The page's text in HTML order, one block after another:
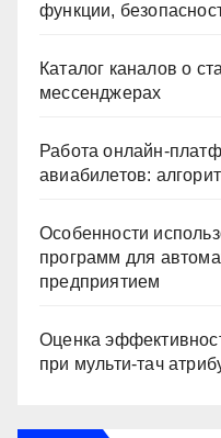
функции,
Каталог каналов о
мессенджерах
Работа
авиабилетов:
Особенности
программ для
предприятием
Оценка
при мульти-тач